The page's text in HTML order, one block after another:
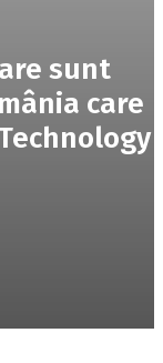
sunt
care